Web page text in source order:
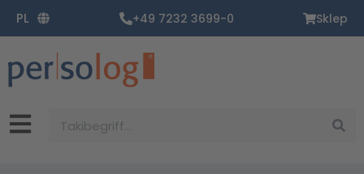
Inhalt
springen
PL +49 7232 3699-0 Sklep